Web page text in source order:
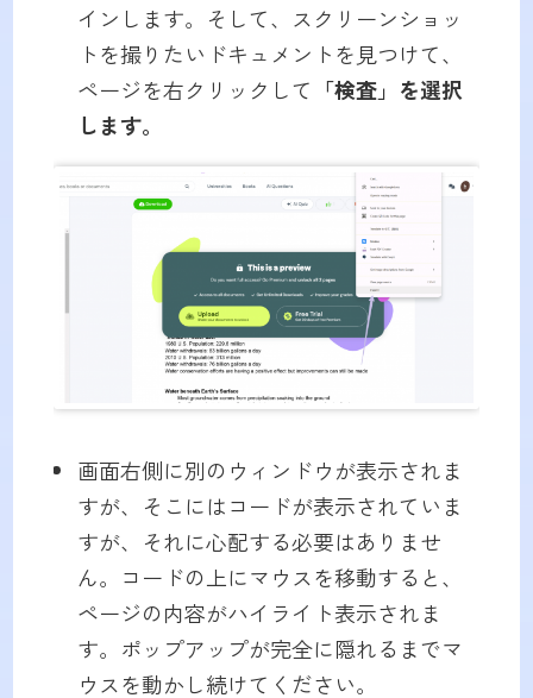
インします。そして、スクリーンショッ
トを撮りたいドキュメントを見つけて、
ページを右クリックして 「検査」を選択
します。
画面右側に別のウィンドウが表示されま
すが、そこにはコードが表示されていま
すが、それに心配する必要はありませ
ん。コードの上にマウスを移動すると、
ページの内容がハイライト表示されま
す。ポップアップが完全に隠れるまでマ
ウスを動かし続けてください。